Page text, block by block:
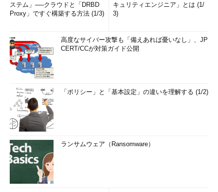
ステム」──クラウドと「DRBD
Proxy」ですぐ構築する方法 (1/3)
キュリティエンジニア」とは (1/
3)
高度なサイバー攻撃も「備えあれば憂いなし」、JP
CERT/CCが対策ガイド公開
「ポリシー」と「基本設定」の違いを理解する (1/2)
ランサムウェア（Ransomware）